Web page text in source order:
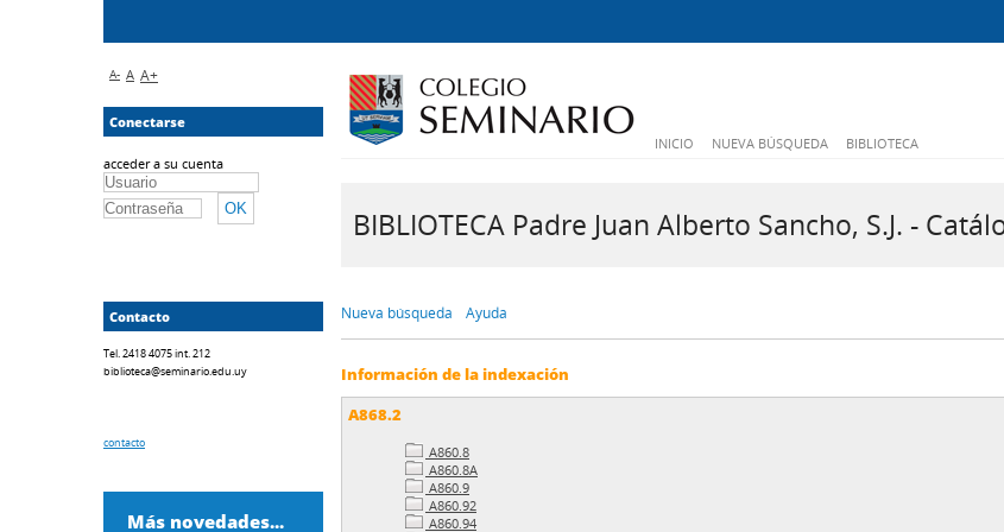
INICIO NUEVA BÚSQUEDA BIBLIOTECA
BIBLIOTECA Padre Juan Alberto Sancho, S.J. -
Nueva búsqueda Ayuda
Información de la indexación
A868.2
A860.8
A860.8A
A860.9
A860.92
A860.94
A- A A+
Conectarse
acceder a su cuenta
Contacto
Tel. 2418 4075 int. 212
biblioteca@seminario.edu.uy
contacto
Más novedades...